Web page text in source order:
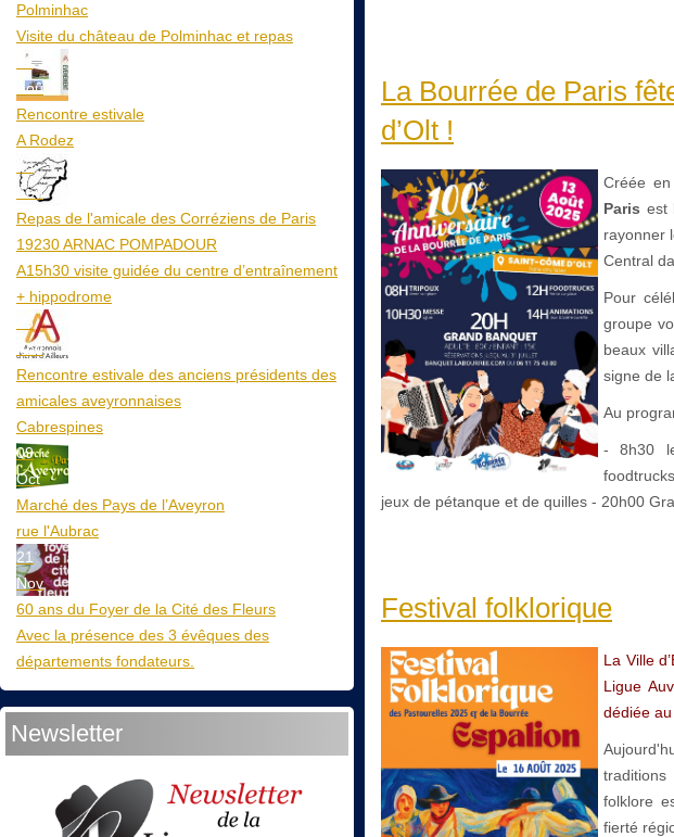
Polminhac
Visite du château de Polminhac et repas
12
Aoû
Rencontre estivale
A Rodez
23
Aoû
Repas de l'amicale des Corréziens de Paris
19230 ARNAC POMPADOUR
A15h30 visite guidée du centre d’entraînement
+ hippodrome
25
Aoû
Rencontre estivale des anciens présidents des
amicales aveyronnaises
Cabrespines
09
Oct
Marché des Pays de l’Aveyron
rue l'Aubrac
21
Nov
60 ans du Foyer de la Cité des Fleurs
Avec la présence des 3 évêques des
départements fondateurs.
Newsletter
La Bourrée de Paris
d’Olt !
Créée
Paris est
rayonner
Central
Pour
groupe
beaux
signe de
Au
- 8h30
jeux de pétanque et de quilles - 20h00
Festival folklorique
La Ville
Ligue
dédiée
folklore
fierté